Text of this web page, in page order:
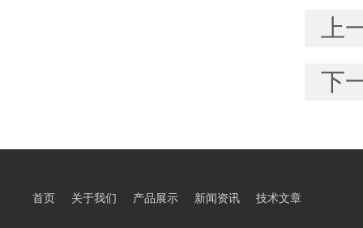
上
下
首页 关于我们 产品展示 新闻资讯 技术文章